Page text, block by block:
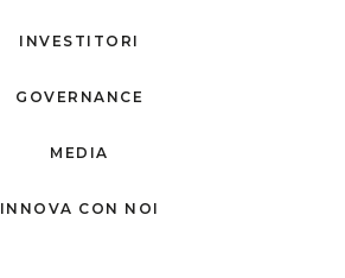
INVESTITORI
GOVERNANCE
MEDIA
INNOVA CON NOI